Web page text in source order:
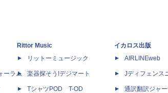
ーラム
Rittor Music
リットーミュージック
楽器探そう!デジマート
TシャツPOD T-OD
イカロス出版
AIRLINEweb
Jディフェンス
通訳翻訳ジャ